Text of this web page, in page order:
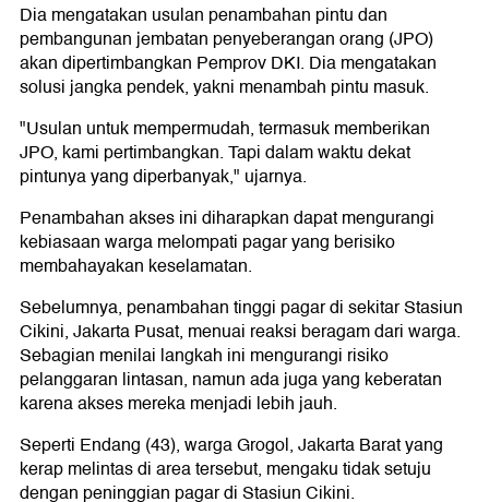
Dia mengatakan usulan penambahan pintu dan
pembangunan jembatan penyeberangan orang (JPO)
akan dipertimbangkan Pemprov DKI. Dia mengatakan
solusi jangka pendek, yakni menambah pintu masuk.
"Usulan untuk mempermudah, termasuk memberikan
JPO, kami pertimbangkan. Tapi dalam waktu dekat
pintunya yang diperbanyak," ujarnya.
Penambahan akses ini diharapkan dapat mengurangi
kebiasaan warga melompati pagar yang berisiko
membahayakan keselamatan.
Sebelumnya, penambahan tinggi pagar di sekitar Stasiun
Cikini, Jakarta Pusat, menuai reaksi beragam dari warga.
Sebagian menilai langkah ini mengurangi risiko
pelanggaran lintasan, namun ada juga yang keberatan
karena akses mereka menjadi lebih jauh.
Seperti Endang (43), warga Grogol, Jakarta Barat yang
kerap melintas di area tersebut, mengaku tidak setuju
dengan peninggian pagar di Stasiun Cikini.